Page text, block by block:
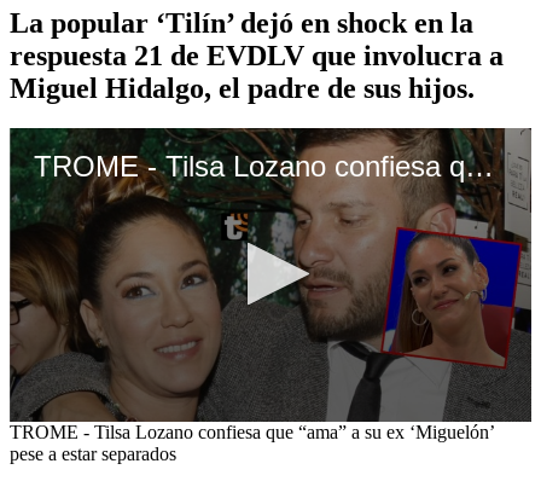
La popular ‘Tilín’ dejó en shock en la
respuesta 21 de EVDLV que involucra a
Miguel Hidalgo, el padre de sus hijos.
TROME - Tilsa Lozano confiesa que “ama” a su ex ‘Miguelón’ pese a estar separados
0
seconds
of
TROME - Tilsa Lozano confiesa que “ama” a su ex ‘Miguelón’
pese a estar separados